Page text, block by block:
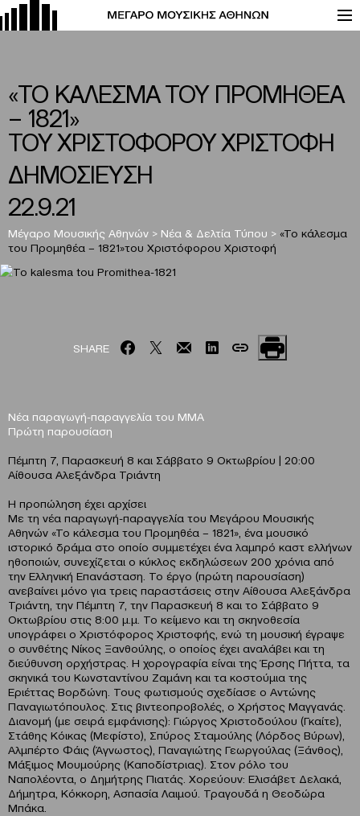
«ΤΟ ΚΑΛΕΣΜΑ ΤΟΥ ΠΡΟΜΗΘΕΑ
– 1821»
ΤΟΥ ΧΡΙΣΤΟΦΟΡΟΥ ΧΡΙΣΤΟΦΗ
ΔΗΜΟΣΙΕΥΣΗ
22.9.21
Μέγαρο Μουσικής Αθηνών > Νέα & Δελτία Τύπου > «Το κάλεσμα
του Προμηθέα – 1821»του Χριστόφορου Χριστοφή
SHARE
Νέα παραγωγή-παραγγελία του ΜΜΑ
Πρώτη παρουσίαση
Πέμπτη 7, Παρασκευή 8 και Σάββατο 9 Οκτωβρίου | 20:00
Αίθουσα Αλεξάνδρα Τριάντη
Η προπώληση έχει αρχίσει
Με τη νέα παραγωγή-παραγγελία του Μεγάρου Μουσικής
Αθηνών «Το κάλεσμα του Προμηθέα – 1821», ένα μουσικό
ιστορικό δράμα στο οποίο συμμετέχει ένα λαμπρό καστ ελλήνων
ηθοποιών, συνεχίζεται ο κύκλος εκδηλώσεων 200 χρόνια από
την Ελληνική Επανάσταση. Το έργο (πρώτη παρουσίαση)
ανεβαίνει μόνο για τρεις παραστάσεις στην Αίθουσα Αλεξάνδρα
Τριάντη, την Πέμπτη 7, την Παρασκευή 8 και το Σάββατο 9
Οκτωβρίου στις 8:00 μ.μ. Το κείμενο και τη σκηνοθεσία
υπογράφει ο Χριστόφορος Χριστοφής, ενώ τη μουσική έγραψε
ο συνθέτης Νίκος Ξανθούλης, ο οποίος έχει αναλάβει και τη
διεύθυνση ορχήστρας. Η χορογραφία είναι της Έρσης Πήττα, τα
σκηνικά του Κωνσταντίνου Ζαμάνη και τα κοστούμια της
Εριέττας Βορδώνη. Τους φωτισμούς σχεδίασε ο Αντώνης
Παναγιωτόπουλος. Στις βιντεοπροβολές, ο Χρήστος Μαγγανάς.
Διανομή (με σειρά εμφάνισης): Γιώργος Χριστοδούλου (Γκαίτε),
Στάθης Κόικας (Μεφίστο), Σπύρος Σταμούλης (Λόρδος Βύρων),
Αλμπέρτο Φάις (Άγνωστος), Παναγιώτης Γεωργούλας (Ξάνθος),
Μάξιμος Μουμούρης (Καποδίστριας). Στον ρόλο του
Ναπολέοντα, ο Δημήτρης Πιατάς. Χορεύουν: Ελισάβετ Δελακά,
Δήμητρα, Κόκκορη, Ασπασία Λαιμού. Τραγουδά η Θεοδώρα
Μπάκα.